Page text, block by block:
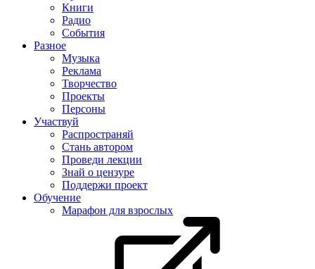
Книги
Радио
События
Разное
Музыка
Реклама
Творчество
Проекты
Персоны
Участвуй
Распространяй
Стань автором
Проведи лекции
Знай о цензуре
Поддержи проект
Обучение
Марафон для взрослых